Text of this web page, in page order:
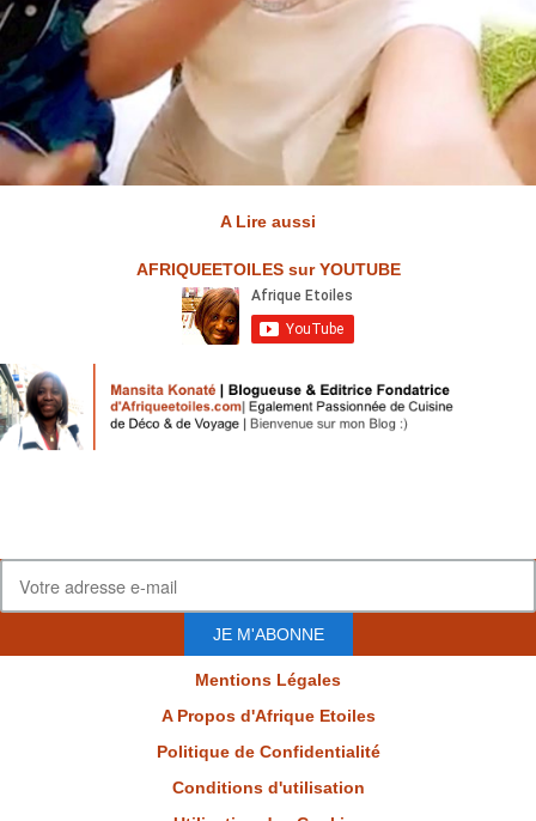
A Lire aussi
AFRIQUEETOILES sur YOUTUBE
JE M'ABONNE
Mentions Légales
A Propos d'Afrique Etoiles
Politique de Confidentialité
Conditions d'utilisation